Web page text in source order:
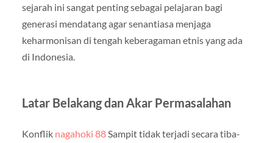
sejarah ini sangat penting sebagai pelajaran bagi
generasi mendatang agar senantiasa menjaga
keharmonisan di tengah keberagaman etnis yang ada
di Indonesia.
Latar Belakang dan Akar Permasalahan
Konflik nagahoki 88Sampit tidak terjadi secara tiba-